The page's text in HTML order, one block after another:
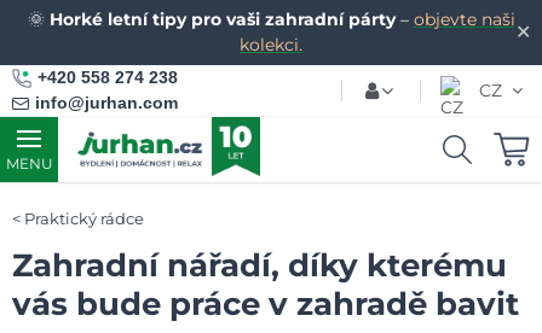
✕
🌞 Horké letní tipy pro vaši zahradní párty– objevte naši
kolekci.
+420 558 274 238
info@jurhan.com
CZ
MENU
Praktický rádce
Zahradní nářadí, díky kterému
vás bude práce v zahradě bavit